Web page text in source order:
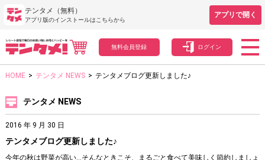
テンタメ（無料）
アプリ版のインストールはこちらから
アプリで開く
無料会員登録 ログイン
HOME > テンタメ NEWS > テンタメブログ更新しました♪
テンタメ NEWS
2016 年 9 月 30 日
テンタメブログ更新しました♪
今年の秋は野菜が高い…そんなときこそ、まるごと食べて美味しく節約しましょ